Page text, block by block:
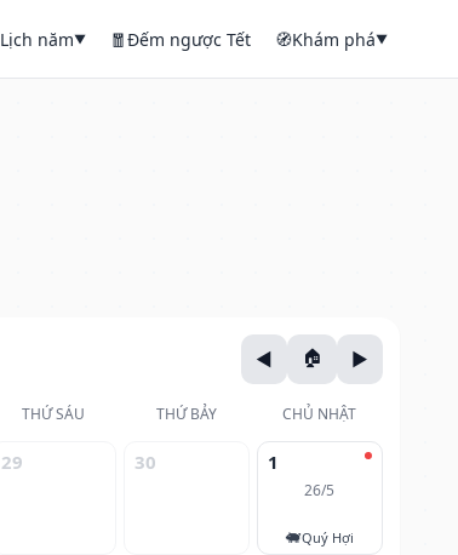
Lịch năm▼ 🧧Đếm ngược Tết 🧭Khám phá▼
THỨ SÁU THỨ BẢY CHỦ NHẬT
29 30 1
26/5
🐖Quý Hợi